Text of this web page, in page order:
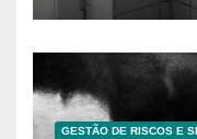
GESTÃO DE RISCOS E